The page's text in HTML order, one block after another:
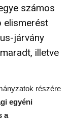
számos
elismerést
járvány
illetve
részére
egyéni
a